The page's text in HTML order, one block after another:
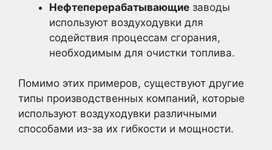
Нефтеперерабатывающие заводы
используют воздуходувки для
содействия процессам сгорания,
необходимым для очистки топлива.
Помимо этих примеров, существуют другие
типы производственных компаний, которые
используют воздуходувки различными
способами из-за их гибкости и мощности.